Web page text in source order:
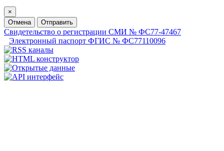
×
Отмена
Отправить
Свидетельство о регистрации СМИ № ФС77-47467
Электронный паспорт ФГИС № ФС77110096